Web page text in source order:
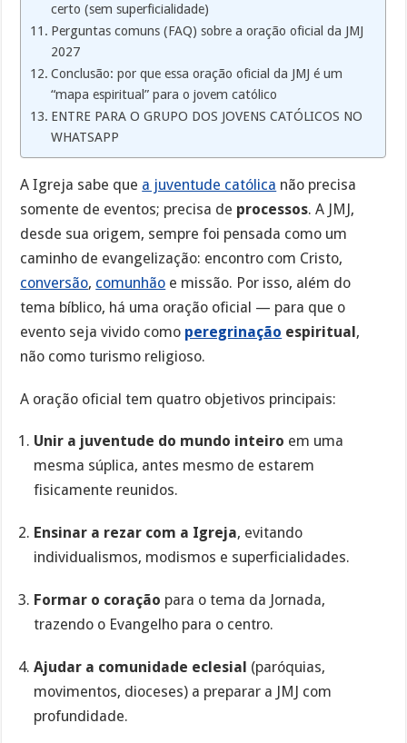
certo (sem superficialidade)
Perguntas comuns (FAQ) sobre a oração oficial da JMJ
2027
Conclusão: por que essa oração oficial da JMJ é um
“mapa espiritual” para o jovem católico
ENTRE PARA O GRUPO DOS JOVENS CATÓLICOS NO
WHATSAPP
A Igreja sabe que a juventude católica não precisa
somente de eventos; precisa de processos. A JMJ,
desde sua origem, sempre foi pensada como um
caminho de evangelização: encontro com Cristo,
conversão, comunhão e missão. Por isso, além do
tema bíblico, há uma oração oficial — para que o
evento seja vivido como peregrinação espiritual,
não como turismo religioso.
A oração oficial tem quatro objetivos principais:
Unir a juventude do mundo inteiro em uma
mesma súplica, antes mesmo de estarem
fisicamente reunidos.
Ensinar a rezar com a Igreja, evitando
individualismos, modismos e superficialidades.
Formar o coração para o tema da Jornada,
trazendo o Evangelho para o centro.
Ajudar a comunidade eclesial (paróquias,
movimentos, dioceses) a preparar a JMJ com
profundidade.